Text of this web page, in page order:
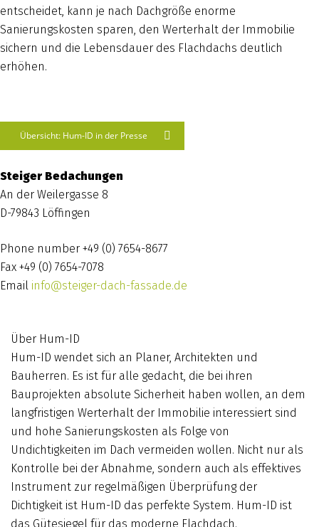
entscheidet, kann je nach Dachgröße enorme
Sanierungskosten sparen, den Werterhalt der Immobilie
sichern und die Lebensdauer des Flachdachs deutlich
erhöhen.
Übersicht: Hum-ID in der Presse
Steiger Bedachungen
An der Weilergasse 8
D-79843 Löffingen
Phone number+49 (0) 7654-8677
Fax +49 (0) 7654-7078
Email info@steiger-dach-fassade.de
Über Hum-ID
Hum-ID wendet sich an Planer, Architekten und
Bauherren. Es ist für alle gedacht, die bei ihren
Bauprojekten absolute Sicherheit haben wollen, an dem
langfristigen Werterhalt der Immobilie interessiert sind
und hohe Sanierungskosten als Folge von
Undichtigkeiten im Dach vermeiden wollen. Nicht nur als
Kontrolle bei der Abnahme, sondern auch als effektives
Instrument zur regelmäßigen Überprüfung der
Dichtigkeit ist Hum-ID das perfekte System. Hum-ID ist
das Gütesiegel für das moderne Flachdach.